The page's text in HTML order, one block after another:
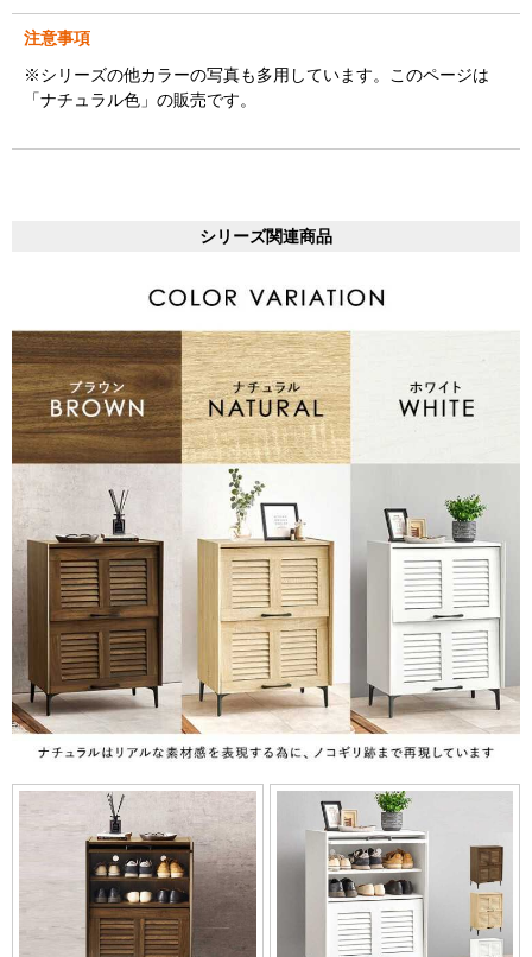
注意事項
※シリーズの他カラーの写真も多用しています。このページは
「ナチュラル色」の販売です。
シリーズ関連商品